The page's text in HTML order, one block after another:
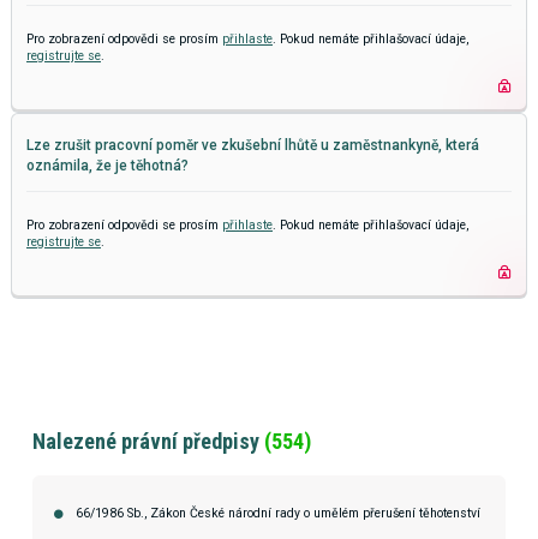
Pro zobrazení odpovědi se prosím přihlaste. Pokud nemáte přihlašovací údaje,
registrujte se.
Lze zrušit pracovní poměr ve zkušební lhůtě u zaměstnankyně, která
oznámila, že je těhotná?
Pro zobrazení odpovědi se prosím přihlaste. Pokud nemáte přihlašovací údaje,
registrujte se.
Nalezené právní předpisy (554)
66/1986 Sb., Zákon České národní rady o umělém přerušení těhotenství